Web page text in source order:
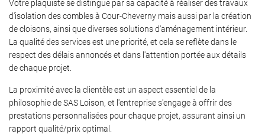
Contact
Votre plaquiste se distingue par sa capacité à réaliser des travaux
d'isolation des combles à Cour-Cheverny mais aussi par la création
de cloisons, ainsi que diverses solutions d'aménagement intérieur.
La qualité des services est une priorité, et cela se reflète dans le
respect des délais annoncés et dans l'attention portée aux détails
de chaque projet.
La proximité avec la clientèle est un aspect essentiel de la
philosophie de SAS Loison, et l'entreprise s'engage à offrir des
prestations personnalisées pour chaque projet, assurant ainsi un
rapport qualité/prix optimal.